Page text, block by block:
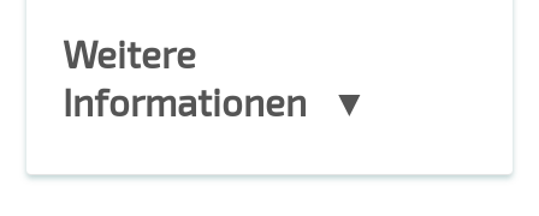
Weitere
Informationen